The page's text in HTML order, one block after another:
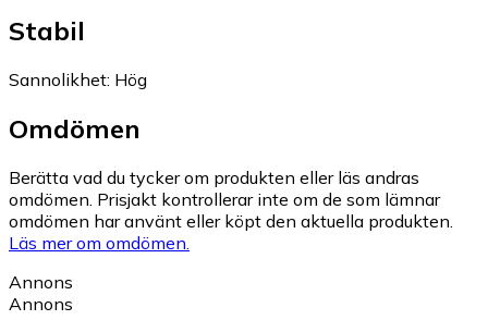
Stabil
Sannolikhet: Hög
Omdömen
Berätta vad du tycker om produkten eller läs andras
omdömen. Prisjakt kontrollerar inte om de som lämnar
omdömen har använt eller köpt den aktuella produkten.
Läs mer om omdömen.
Annons
Annons